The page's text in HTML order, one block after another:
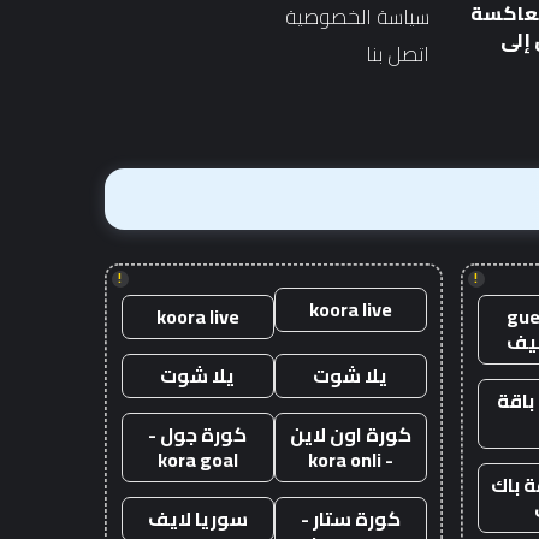
الوزراء
الجديد
الجديد
سياسة الخصوصية
اتصل بنا
!
باك
!
koora live
koora live
يلا شوت
يلا شوت
كورة اون لاين
- kora onli
كورة جول -
kora goal
كورة ستار -
سوريا لايف